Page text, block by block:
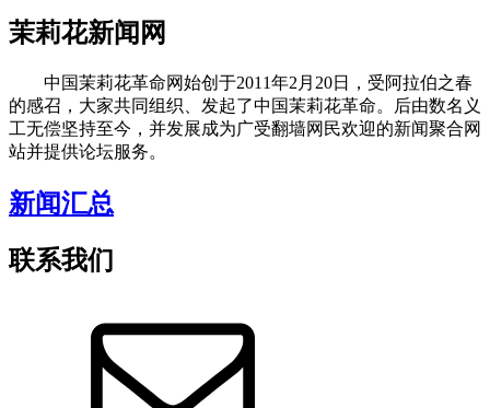
茉莉花新闻网
中国茉莉花革命网始创于2011年2月20日，受阿拉伯之春
的感召，大家共同组织、发起了中国茉莉花革命。后由数名义
工无偿坚持至今，并发展成为广受翻墙网民欢迎的新闻聚合网
站并提供论坛服务。
新闻汇总
联系我们